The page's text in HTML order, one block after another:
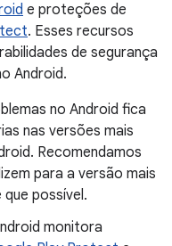
e proteções de
. Esses recursos
de segurança
Android.
no Android fica
nas versões mais
Recomendamos
para a versão mais
possível.
monitora